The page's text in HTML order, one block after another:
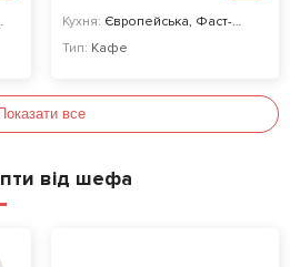
Кухня: Європейська, Фаст-фуд
Тип: Кафе
все
від шефа